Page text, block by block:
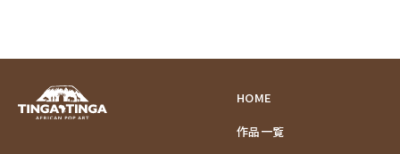
HOME
作品一覧